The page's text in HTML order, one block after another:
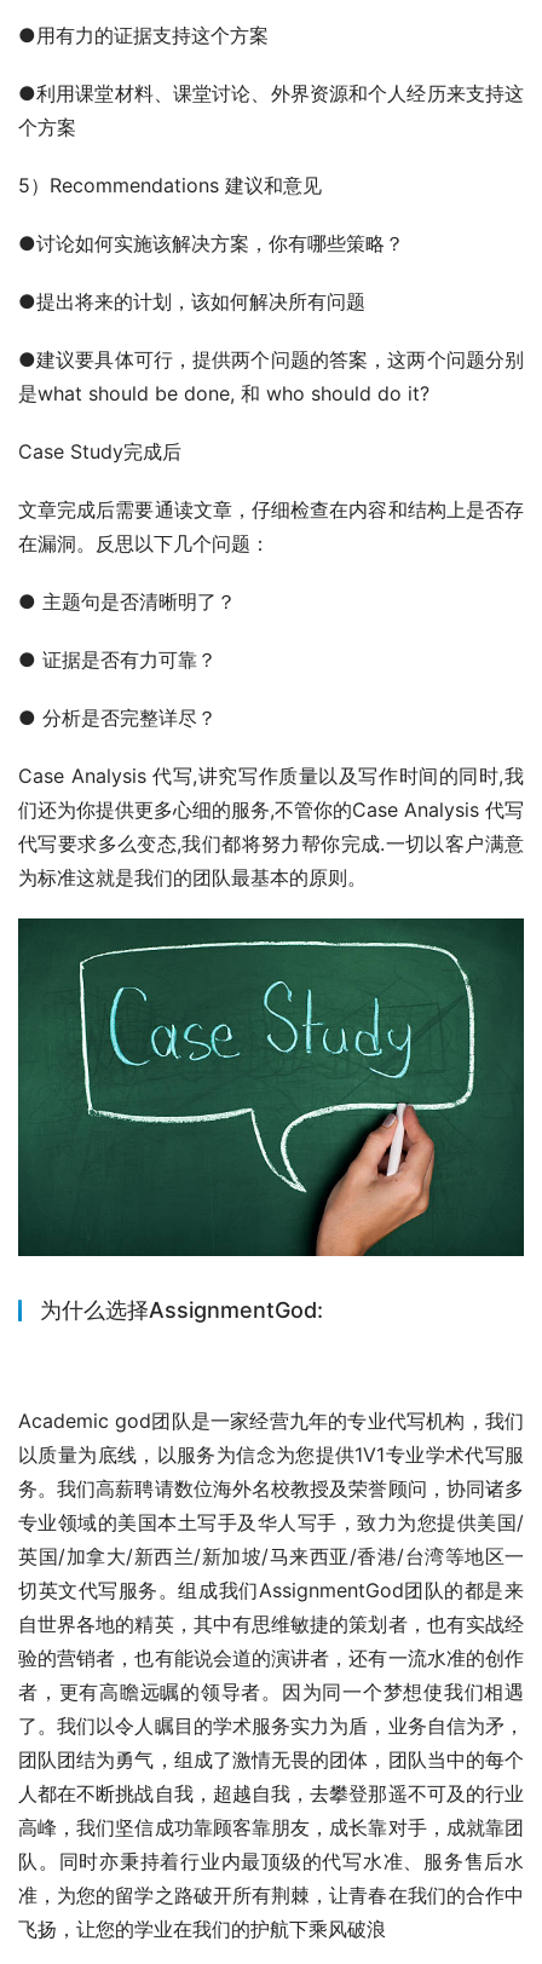
●用有力的证据支持这个方案
●利用课堂材料、课堂讨论、外界资源和个人经历来支持这
个方案
5）Recommendations 建议和意见
●讨论如何实施该解决方案，你有哪些策略？
●提出将来的计划，该如何解决所有问题
●建议要具体可行，提供两个问题的答案，这两个问题分别
是what should be done, 和 who should do it?
Case Study完成后
文章完成后需要通读文章，仔细检查在内容和结构上是否存
在漏洞。反思以下几个问题：
● 主题句是否清晰明了？
● 证据是否有力可靠？
● 分析是否完整详尽？
Case Analysis 代写,讲究写作质量以及写作时间的同时,我
们还为你提供更多心细的服务,不管你的Case Analysis 代写
代写要求多么变态,我们都将努力帮你完成.一切以客户满意
为标准这就是我们的团队最基本的原则。
为什么选择AssignmentGod:
Academic god团队是一家经营九年的专业代写机构，我们
以质量为底线，以服务为信念为您提供1V1专业学术代写服
务。我们高薪聘请数位海外名校教授及荣誉顾问，协同诸多
专业领域的美国本土写手及华人写手，致力为您提供美国/
英国/加拿大/新西兰/新加坡/马来西亚/香港/台湾等地区一
切英文代写服务。组成我们AssignmentGod团队的都是来
自世界各地的精英，其中有思维敏捷的策划者，也有实战经
验的营销者，也有能说会道的演讲者，还有一流水准的创作
者，更有高瞻远瞩的领导者。因为同一个梦想使我们相遇
了。我们以令人瞩目的学术服务实力为盾，业务自信为矛，
团队团结为勇气，组成了激情无畏的团体，团队当中的每个
人都在不断挑战自我，超越自我，去攀登那遥不可及的行业
高峰，我们坚信成功靠顾客靠朋友，成长靠对手，成就靠团
队。同时亦秉持着行业内最顶级的代写水准、服务售后水
准，为您的留学之路破开所有荆棘，让青春在我们的合作中
飞扬，让您的学业在我们的护航下乘风破浪